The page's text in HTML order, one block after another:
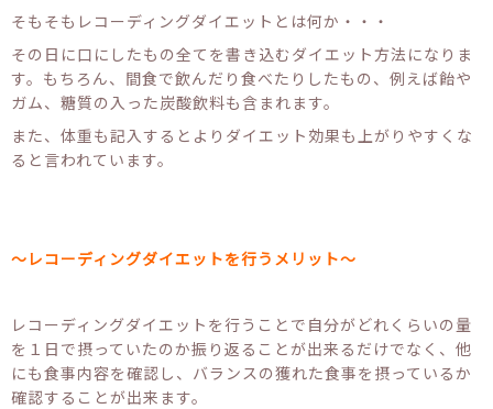
そもそもレコーディングダイエットとは何か・・・
その日に口にしたもの全てを書き込むダイエット方法になりま
す。もちろん、間食で飲んだり食べたりしたもの、例えば飴や
ガム、糖質の入った炭酸飲料も含まれます。
また、体重も記入するとよりダイエット効果も上がりやすくな
ると言われています。
〜レコーディングダイエットを行うメリット〜
レコーディングダイエットを行うことで自分がどれくらいの量
を１日で摂っていたのか振り返ることが出来るだけでなく、他
にも食事内容を確認し、バランスの獲れた食事を摂っているか
確認することが出来ます。